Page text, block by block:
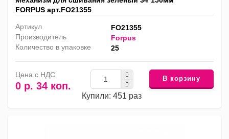
FORPUS арт.FO21355
Артикул
FO21355
Производитель
Forpus
Количество в упаковке
25
Цена с НДС
0 р. 34 коп.
Купили: 451 раз
В корзину